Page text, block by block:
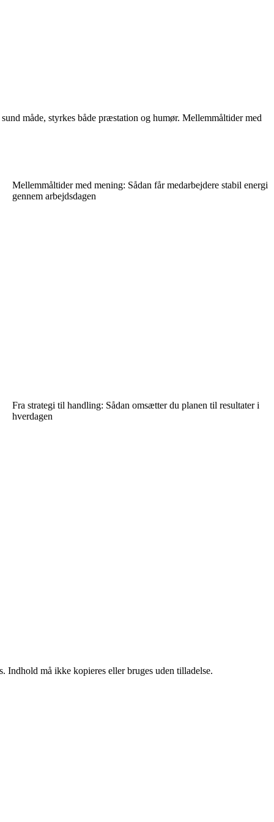
måde, styrkes både præstation og humør. Mellemmåltider med
Mellemmåltider med mening: Sådan får medarbejdere stabil energi
gennem arbejdsdagen
Fra strategi til handling: Sådan omsætter du planen til resultater i
hverdagen
må ikke kopieres eller bruges uden tilladelse.